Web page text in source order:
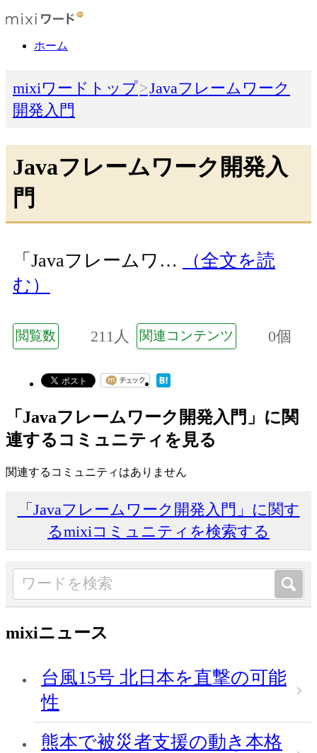
ホーム
mixiワードトップ
Javaフレームワーク
開発入門
Javaフレームワーク開発入
門
「Javaフレームワ…
（全文を読
む）
閲覧数 211人 関連コンテンツ 0個
「Javaフレームワーク開発入門」に関
連するコミュニティを見る
関連するコミュニティはありません
「Javaフレームワーク開発入門」に関す
るmixiコミュニティを検索する
mixiニュース
台風15号 北日本を直撃の可能
性
熊本で被災者支援の動き本格